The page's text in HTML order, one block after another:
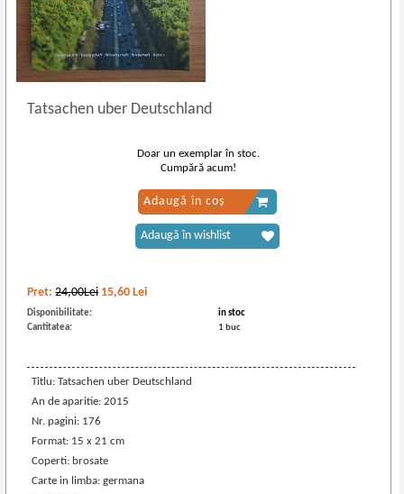
Tatsachen uber Deutschland
Pret:24,00Lei 15,60 Lei
Disponibilitate:
in stoc
Cantitatea:
1 buc
Titlu: Tatsachen uber Deutschland
An de aparitie: 2015
Nr. pagini: 176
Format: 15 x 21 cm
Coperti: brosate
Carte in limba: germana
Doar un exemplar în stoc.
Cumpără acum!
Adaugă în coș
Adaugă în wishlist